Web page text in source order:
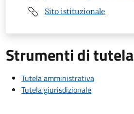
Sito istituzionale
Strumenti di tutela
Tutela amministrativa
Tutela giurisdizionale